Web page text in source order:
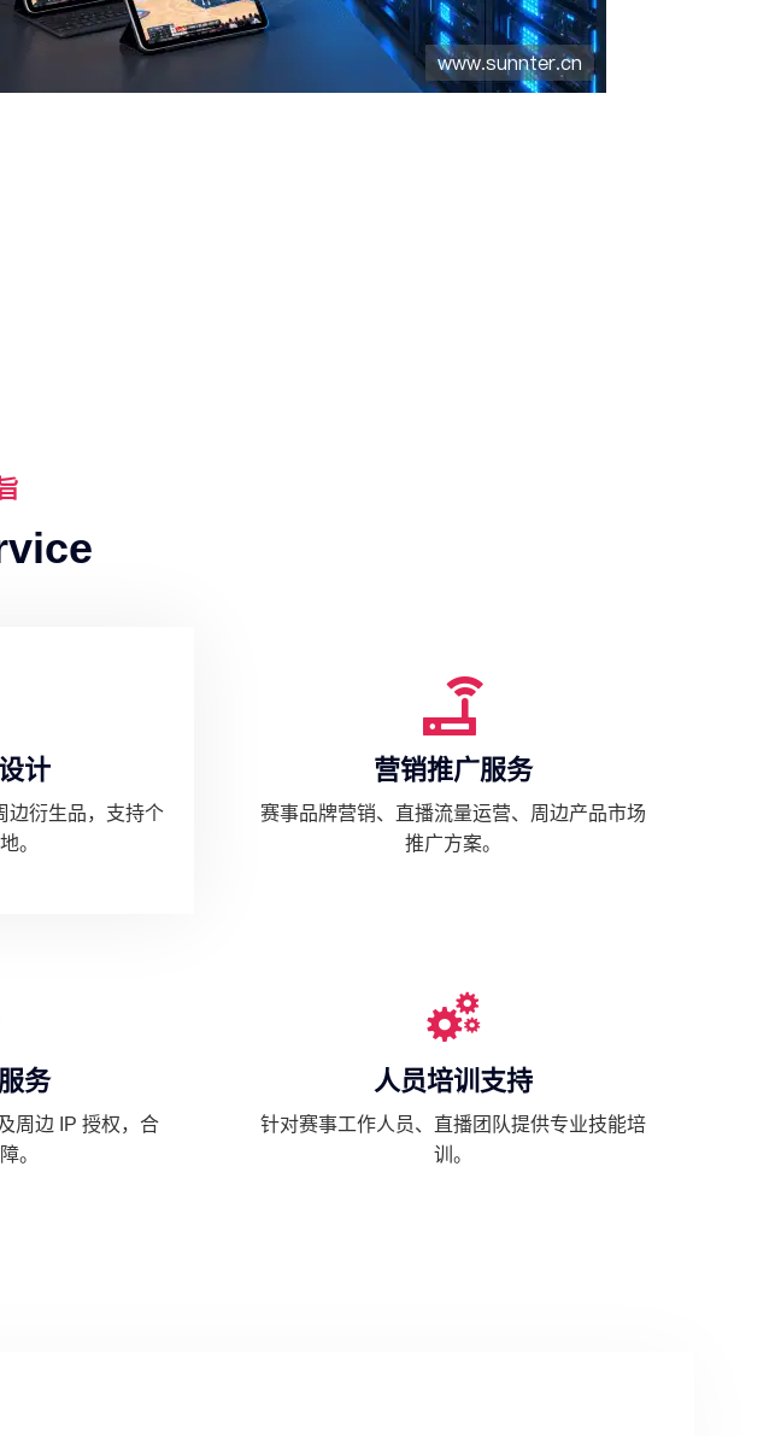
计
边衍生品，支持个
。
营销推广服务
赛事品牌营销、直播流量运营、周边产品市场
推广方案。
务
周边 IP 授权，合
。
人员培训支持
针对赛事工作人员、直播团队提供专业技能培
训。